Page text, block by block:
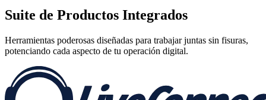
Suite de Productos Integrados
Herramientas poderosas diseñadas para trabajar juntas sin fisuras,
potenciando cada aspecto de tu operación digital.